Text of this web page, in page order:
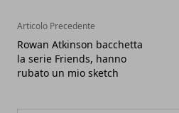
Articolo Precedente
Rowan Atkinson bacchetta
la serie Friends, hanno
rubato un mio sketch